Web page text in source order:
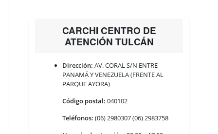
CARCHI CENTRO DE
ATENCIÓN TULCÁN
Dirección: AV. CORAL S/N ENTRE
PANAMÁ Y VENEZUELA (FRENTE AL
PARQUE AYORA)
Código postal: 040102
Teléfonos: (06) 2980307 (06) 2983758